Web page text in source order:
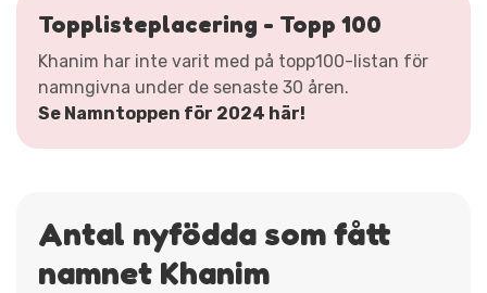
Topplisteplacering - Topp 100
Khanim har inte varit med på topp100-listan för
namngivna under de senaste 30 åren.
Se Namntoppen för 2024 här!
Antal nyfödda som fått
namnet Khanim